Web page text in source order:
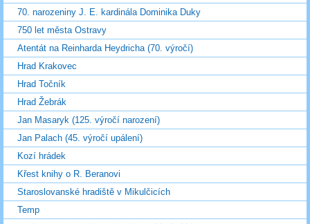
70. narozeniny J. E. kardinála Dominika Duky
750 let města Ostravy
Atentát na Reinharda Heydricha (70. výročí)
Hrad Krakovec
Hrad Točník
Hrad Žebrák
Jan Masaryk (125. výročí narození)
Jan Palach (45. výročí upálení)
Kozí hrádek
Křest knihy o R. Beranovi
Staroslovanské hradiště v Mikulčicích
Temp